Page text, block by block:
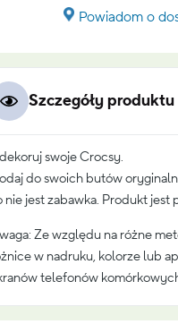
Powiadom o
Szczegóły produktu
swoje Crocsy.
do swoich butów
nie jest zabawka. Produkt
Ze względu na różne
w nadruku, kolorze lub
telefonów